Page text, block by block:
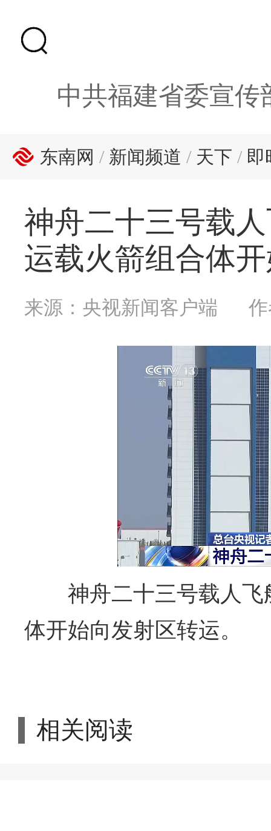
中共福建省委宣传
东南网 / 新闻频道 / 天下 / 即
神舟二十三号载
运载火箭组合体
来源：央视新闻客户端
神舟二十三号载人
体开始向发射区转运。
相关阅读